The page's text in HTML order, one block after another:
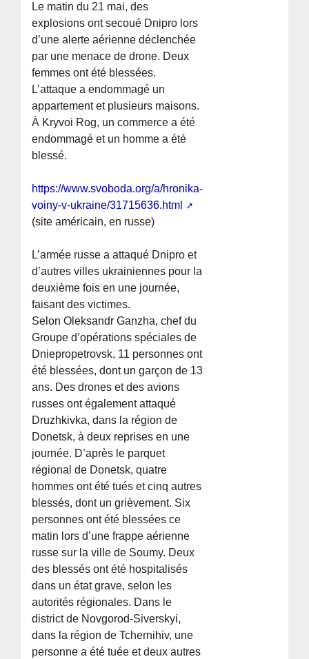
Le matin du 21 mai, des
explosions ont secoué Dnipro lors
d’une alerte aérienne déclenchée
par une menace de drone. Deux
femmes ont été blessées.
L’attaque a endommagé un
appartement et plusieurs maisons.
À Kryvoi Rog, un commerce a été
endommagé et un homme a été
blessé.
https://www.svoboda.org/a/hronika-
voiny-v-ukraine/31715636.html
(site américain, en russe)
L’armée russe a attaqué Dnipro et
d’autres villes ukrainiennes pour la
deuxième fois en une journée,
faisant des victimes.
Selon Oleksandr Ganzha, chef du
Groupe d’opérations spéciales de
Dniepropetrovsk, 11 personnes ont
été blessées, dont un garçon de 13
ans. Des drones et des avions
russes ont également attaqué
Druzhkivka, dans la région de
Donetsk, à deux reprises en une
journée. D’après le parquet
régional de Donetsk, quatre
hommes ont été tués et cinq autres
blessés, dont un grièvement. Six
personnes ont été blessées ce
matin lors d’une frappe aérienne
russe sur la ville de Soumy. Deux
des blessés ont été hospitalisés
dans un état grave, selon les
autorités régionales. Dans le
district de Novgorod-Siverskyi,
dans la région de Tchernihiv, une
personne a été tuée et deux autres